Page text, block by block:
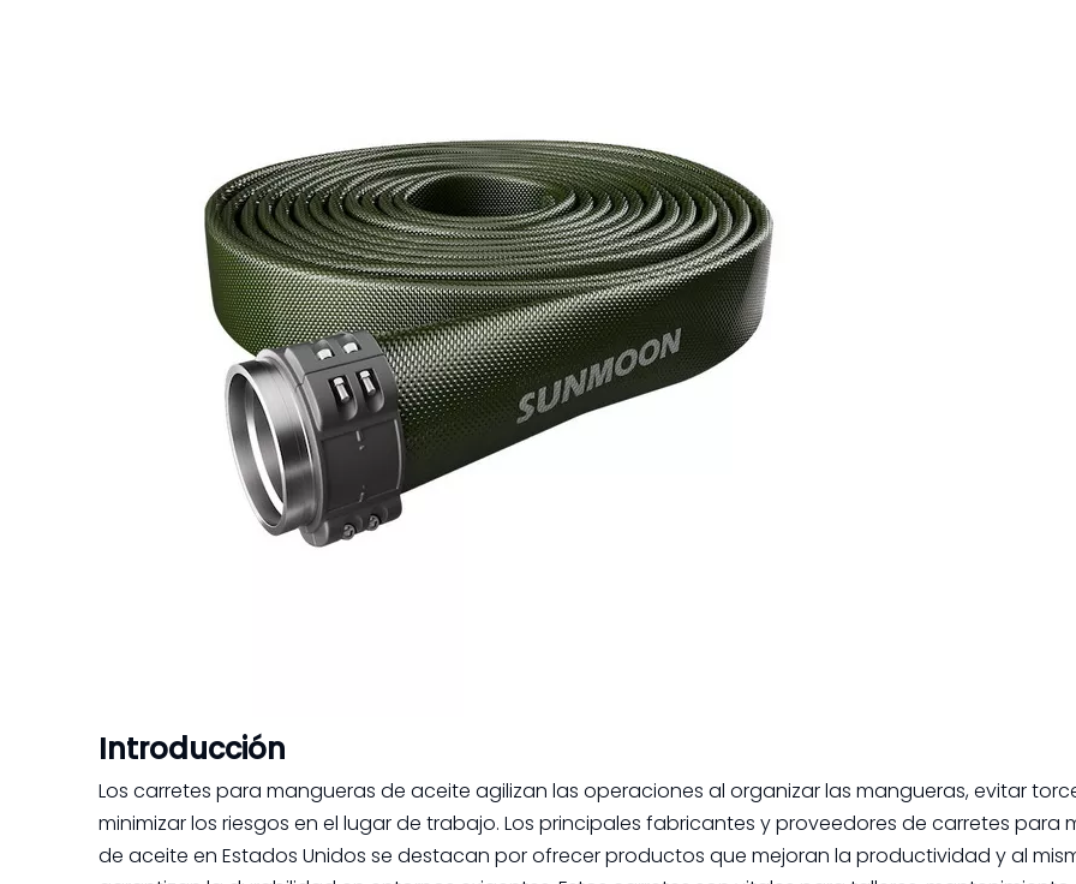
Introducción
Los carretes para mangueras de aceite agilizan las operaciones al organizar las mangueras, evitar
minimizar los riesgos en el lugar de trabajo. Los principales fabricantes y proveedores de carretes para
de aceite en Estados Unidos se destacan por ofrecer productos que mejoran la productividad y al